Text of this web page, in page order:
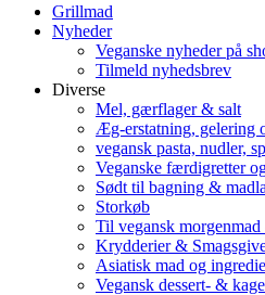
Grillmad
Nyheder
Veganske nyheder på
Tilmeld nyhedsbrev
Diverse
Mel, gærflager & salt
Æg-erstatning, gelering
vegansk pasta, nudler,
Veganske færdigretter
Sødt til bagning &
Storkøb
Til vegansk
Krydderier &
Asiatisk mad og
Vegansk dessert- &